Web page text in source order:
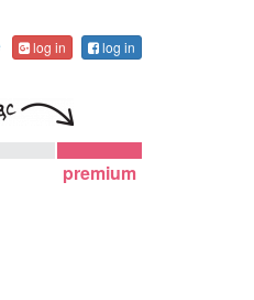
log in log in
premium